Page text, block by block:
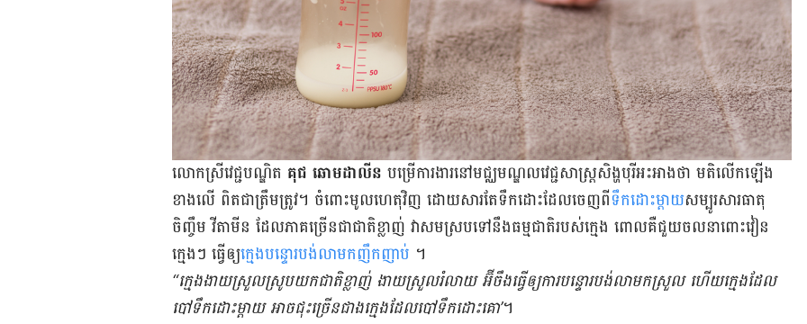
លោក​ស្រី​វេជ្ជបណ្ឌិត គុជ ឆោមដាលីន បម្រើ​ការងារ​នៅ​មជ្ឈមណ្ឌល​វេជ្ជសាស្ត្រ​សិង្ហបុរី​អះអាង​ថា មតិ​លើក​ឡើង​
ខាង​លើ ពិត​ជា​ត្រឹម​ត្រូវ។ ចំពោះ​មូលហេតុ​វិញ ដោយសារ​តែ​ទឹក​ដោះ​​ដែល​ចេញ​ពី​ទឹក​ដោះ​ម្តាយ​សម្បូរ​សារធាតុ​
ចិញ្ចឹម វីតាមីន ដែល​ភាគ​​ច្រើន​ជា​ជាតិ​ខ្លាញ់ វា​សមស្រប​ទៅ​នឹង​ធម្មជាតិ​របស់​ក្មេង ពោល​គឺ​ជួយ​ចលនា​ពោះ​វៀន​
ក្មេងៗ ធ្វើ​ឲ្យ​ក្មេង​បន្ទោរ​បង់​លាមក​ញឹក​ញាប់ ។
“ក្មេង​ងាយ​ស្រួល​ស្រូប​យក​ជាតិ​ខ្លាញ់ ងាយ​ស្រួល​រំលាយ អ៊ីចឹង​ធ្វើ​ឲ្យ​ការ​បន្ទោរ​បង់​លាមក​ស្រួល ហើយ​ក្មេង​ដែល​
បៅទឹក​ដោះ​ម្តាយ អាច​ជុះ​ច្រើន​ជាង​ក្មេង​ដែល​បៅ​ទឹក​ដោះ​គោ’។